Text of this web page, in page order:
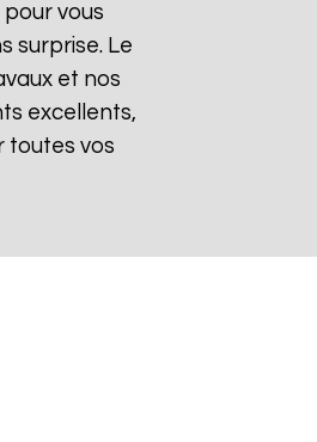
vous
surprise. Le
et nos
excellents,
toutes vos